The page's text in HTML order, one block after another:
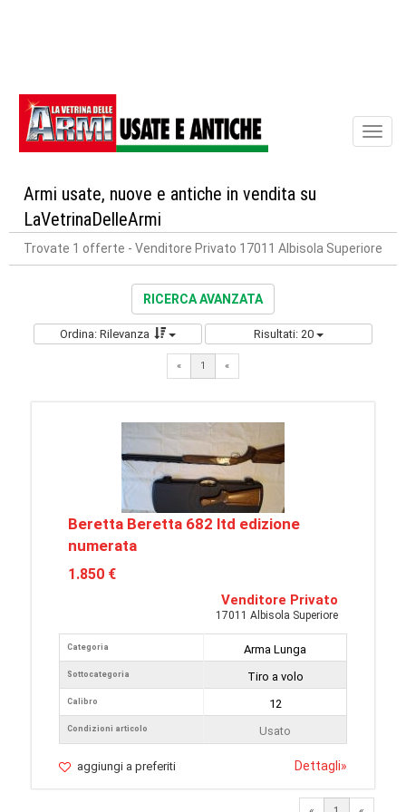
Armi usate, nuove e antiche in vendita su
LaVetrinaDelleArmi
Trovate 1 offerte - Venditore Privato 17011 Albisola Superiore
RICERCA AVANZATA
Ordina: Rilevanza Risultati: 20
« 1 «
Beretta Beretta 682 ltd edizione
numerata
1.850 €
Venditore Privato
17011 Albisola Superiore
Categoria
Sottocategoria
Calibro
Condizioni articolo
Arma Lunga
Tiro a volo
12
Usato
aggiungi a preferiti Dettagli»